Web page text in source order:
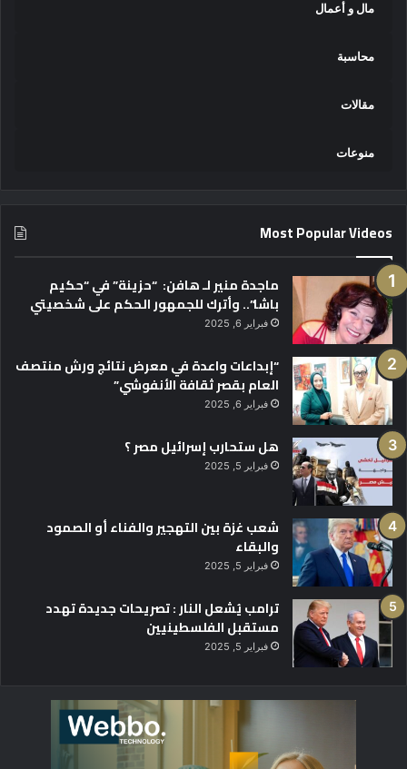
مال و أعمال
محاسبة
مقالات
منوعات
Most Popular Videos
ماجدة منير لـ هافن: “حزينة” في “حكيم
باشا”.. وأترك للجمهور الحكم على شخصيتي
فبراير 6, 2025
“إبداعات واعدة في معرض نتائج ورش منتصف
العام بقصر ثقافة الأنفوشي”
فبراير 6, 2025
هل ستحارب إسرائيل مصر ؟
فبراير 5, 2025
شعب غزة بين التهجير والفناء أو الصمود
والبقاء
فبراير 5, 2025
ترامب يُشعل النار : تصريحات جديدة تهدد
مستقبل الفلسطينيين
فبراير 5, 2025